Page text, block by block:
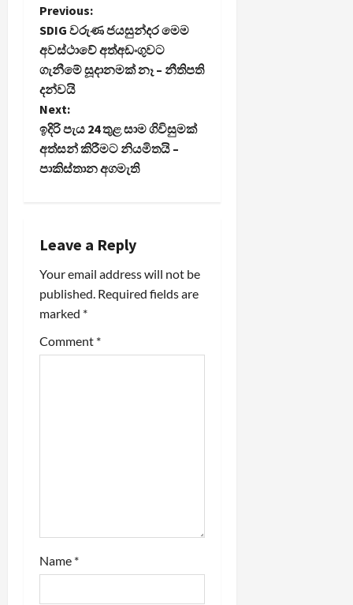
P
o
s
t
n
a
i
g
a
t
Previous:
SDIG වරුණ ජයසුන්දර මෙම
අවස්ථාවේ අත්අඩංගුවට
ගැනීමේ සූදානමක් නෑ – නීතිපති
දන්වයි
Next:
ඉදිරි පැය 24 තුළ සාම ගිවිසුමක්
අත්සන් කිරීමට නියමිතයි –
පාකිස්තාන අගමැති
Leave a Reply
Your email address will not be
published. Required fields are
marked *
Comment *
Name *